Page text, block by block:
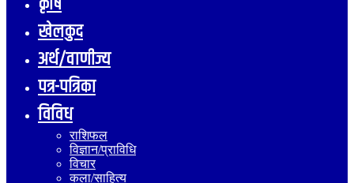
खेलकुद
अर्थ/वाणीज्य
पत्र-पत्रिका
विविध
राशिफल
विज्ञान/प्राविधि
विचार
कला/साहित्य